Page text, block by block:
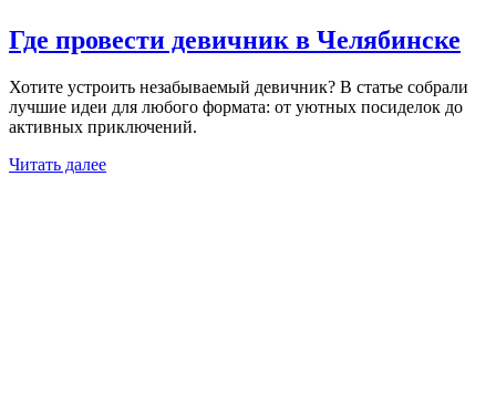
Где провести девичник в Челябинске
Хотите устроить незабываемый девичник? В статье собрали
лучшие идеи для любого формата: от уютных посиделок до
активных приключений.
Читать далее